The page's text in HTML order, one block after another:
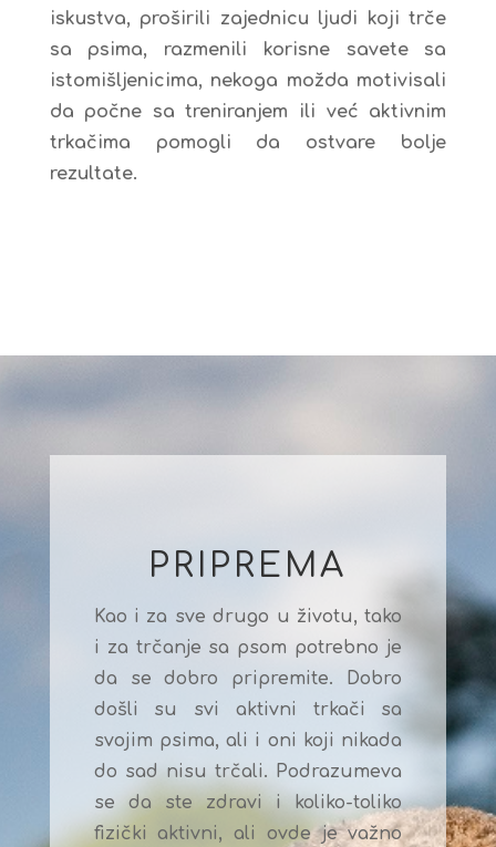
iskustva, proširili zajednicu ljudi koji trče
sa psima, razmenili korisne savete sa
istomišljenicima, nekoga možda motivisali
da počne sa treniranjem ili već aktivnim
trkačima pomogli da ostvare bolje
rezultate.
PRIPREMA
Kao i za sve drugo u životu, tako
i za trčanje sa psom potrebno je
da se dobro pripremite. Dobro
došli su svi aktivni trkači sa
svojim psima, ali i oni koji nikada
do sad nisu trčali. Podrazumeva
se da ste zdravi i koliko-toliko
fizički aktivni, ali ovde je važno